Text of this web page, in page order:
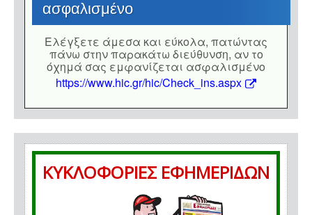
ασφαλισμένο
Eλέγξετε άμεσα και εύκολα, πατώντας
πάνω στην παρακάτω διεύθυνση, αν το
όχημά σας εμφανίζεται ασφαλισμένο
https://www.hic.gr/hic/Check_ins.aspx
ΚΥΚΛΟΦΟΡΙΕΣ ΕΦΗΜΕΡΙΔΩΝ